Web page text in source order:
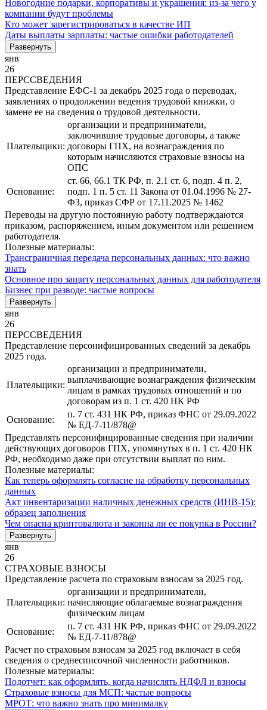
Новогодние подарки, корпоративы и украшения: из-за чего у
компании будут проблемы
Кто может зарегистрироваться в качестве ИП
Даты выплаты зарплаты: частые ошибки работодателей
Развернуть
янв
26
ПЕРССВЕДЕНИЯ
Представление ЕФС-1 за декабрь 2025 года о переводах,
заявлениях о продолжении ведения трудовой книжки, о
замене ее на сведения о трудовой деятельности.
Плательщики:
организации и предприниматели,
заключившие трудовые договоры, а также
договоры ГПХ, на вознаграждения по
которым начисляются страховые взносы на
ОПС
Основание:
ст. 66, 66.1 ТК РФ, п. 2.1 ст. 6, подп. 4 п. 2,
подп. 1 п. 5 ст. 11 Закона от 01.04.1996 № 27-
ФЗ, приказ СФР от 17.11.2025 № 1462
Переводы на другую постоянную работу подтверждаются
приказом, распоряжением, иным документом или решением
работодателя.
Полезные материалы:
Трансграничная передача персональных данных: что важно
знать
Основное про защиту персональных данных для работодателя
Бизнес при разводе: частые вопросы
Развернуть
янв
26
ПЕРССВЕДЕНИЯ
Представление персонифицированных сведений за декабрь
2025 года.
Плательщики:
организации и предприниматели,
выплачивающие вознаграждения физическим
лицам в рамках трудовых отношений и по
договорам из п. 1 ст. 420 НК РФ
Основание:
п. 7 ст. 431 НК РФ, приказ ФНС от 29.09.2022
№ ЕД-7-11/878@
Представлять персонифицированные сведения при наличии
действующих договоров ГПХ, упомянутых в п. 1 ст. 420 НК
РФ, необходимо даже при отсутствии выплат по ним.
Полезные материалы:
Как теперь оформлять согласие на обработку персональных
данных
Акт инвентаризации наличных денежных средств (ИНВ-15):
образец заполнения
Чем опасна криптовалюта и законна ли ее покупка в России?
Развернуть
янв
26
СТРАХОВЫЕ ВЗНОСЫ
Представление расчета по страховым взносам за 2025 год.
Плательщики:
организации и предприниматели,
начисляющие облагаемые вознаграждения
физическим лицам
Основание:
п. 7 ст. 431 НК РФ, приказ ФНС от 29.09.2022
№ ЕД-7-11/878@
Расчет по страховым взносам за 2025 год включает в себя
сведения о среднесписочной численности работников.
Полезные материалы:
Подотчет: как оформлять, когда начислять НДФЛ и взносы
Страховые взносы для МСП: частые вопросы
МРОТ: что важно знать про минималку